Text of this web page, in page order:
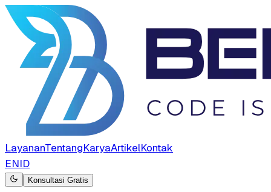
LayananTentangKaryaArtikelKontak
ENID
Konsultasi Gratis